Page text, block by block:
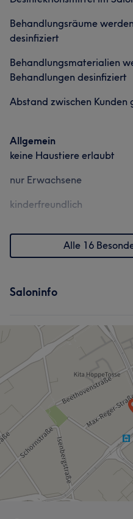
Behandlungsräume
desinfiziert
Behandlungsmaterialien
Behandlungen desinfiziert
Abstand zwischen Kunden
Allgemein
keine Haustiere erlaubt
nur Erwachsene
kinderfreundlich
Alle 16
Saloninfo